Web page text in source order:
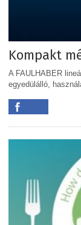
Kompakt
A FAULHABER
egyedülálló,